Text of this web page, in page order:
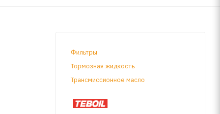
Фильтры
Тормозная жидкость
Трансмиссионное масло